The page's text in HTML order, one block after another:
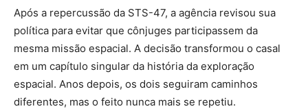
Após a repercussão da STS-47, a agência revisou sua
política para evitar que cônjuges participassem da
mesma missão espacial. A decisão transformou o casal
em um capítulo singular da história da exploração
espacial. Anos depois, os dois seguiram caminhos
diferentes, mas o feito nunca mais se repetiu.